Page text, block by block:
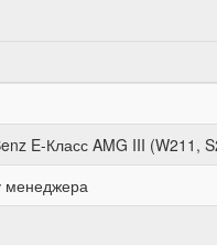
E-Класс AMG III (W211,
менеджера